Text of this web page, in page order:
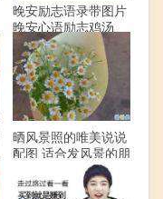
晚安励志语录带图片
晚安心语励志鸡汤
晒风景照的唯美说说
配图 适合发风景的朋